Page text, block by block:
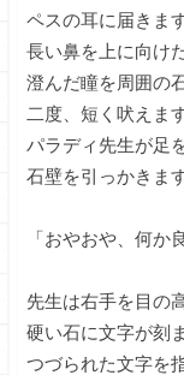
ペスの耳に届きます
長い鼻を上に向け
澄んだ瞳を周囲の
二度、短く吠えます
パラディ先生が足
石壁を引っかきます
「おやおや、何か
先生は右手を目の
硬い石に文字が刻
つづられた文字を